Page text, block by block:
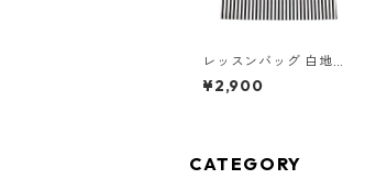
レッスンバッグ 白地水
玉×ストライプ 85-712
00-2
¥2,900
CATEGORY